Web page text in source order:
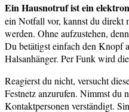
Ein Hausnotruf ist ein
ein Notfall vor, kannst du direkt
werden. Ohne aufzustehen,
Du betätigst einfach den Knopf
Halsanhänger. Per Funk wird
Reagierst du nicht, versucht
Festnetz anzurufen. Nimmst du
Kontaktpersonen verständigt.